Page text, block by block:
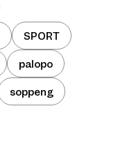
SPORT
palopo
soppeng